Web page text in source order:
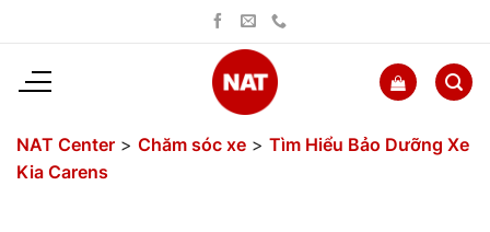
dung
NAT Center > Chăm sóc xe > Tìm Hiểu Bảo Dưỡng Xe
Kia Carens